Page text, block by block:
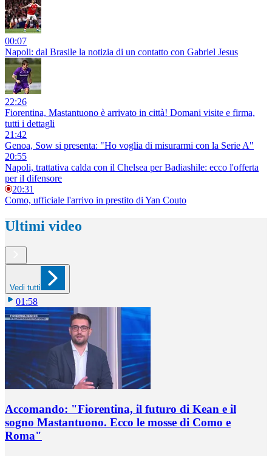
00:07
Napoli: dal Brasile la notizia di un contatto con Gabriel Jesus
22:26
Fiorentina, Mastantuono è arrivato in città! Domani visite e firma,
tutti i dettagli
21:42
Genoa, Sow si presenta: "Ho voglia di misurarmi con la Serie A"
20:55
Napoli, trattativa calda con il Chelsea per Badiashile: ecco l'offerta
per il difensore
20:31
Como, ufficiale l'arrivo in prestito di Yan Couto
Ultimi video
Vedi tutti
01:58
Accomando: "Fiorentina, il futuro di Kean e il
sogno Mastantuono. Ecco le mosse di Como e
Roma"